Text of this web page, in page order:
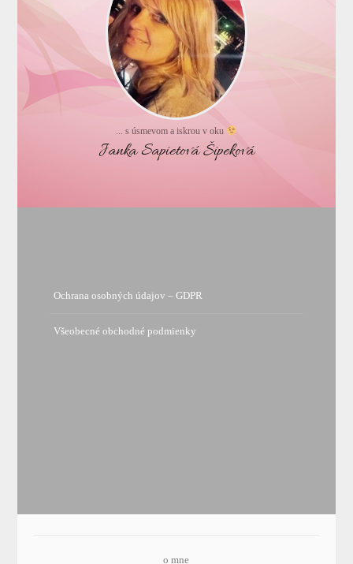
... s úsmevom a iskrou v oku
Janka Sapietová Šipeková
Ochrana osobných údajov – GDPR
Všeobecné obchodné podmienky
o mne